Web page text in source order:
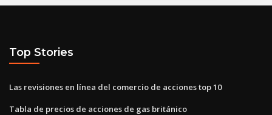
Top Stories
Las revisiones en línea del comercio de acciones top 10
Tabla de precios de acciones de gas británico